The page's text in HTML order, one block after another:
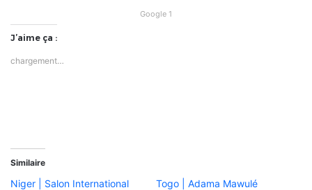
Google 1
J’aime ça :
chargement…
Similaire
Niger | Salon International
Togo | Adama Mawulé